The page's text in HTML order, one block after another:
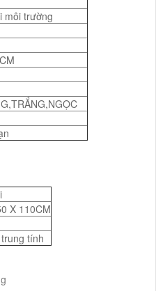
môi trường
X 110CM
tính